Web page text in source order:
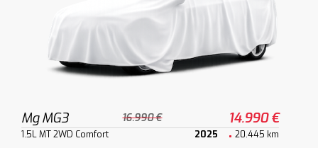
Mg MG3 16.990 € 14.990 €
1.5L MT 2WD Comfort 2025 20.445 km